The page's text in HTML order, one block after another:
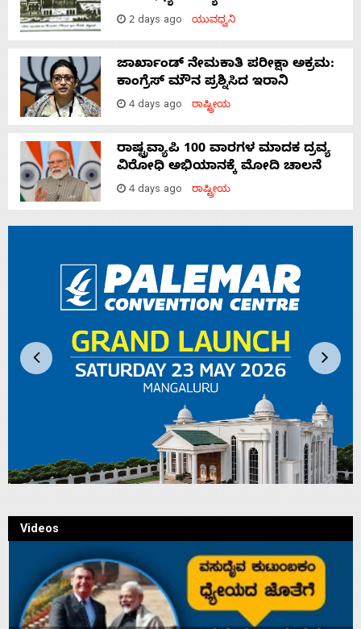
2 days ago ಯುವಧ್ವನಿ
ಜಾರ್ಖಾಂಡ್‌ ನೇಮಕಾತಿ ಪರೀಕ್ಷಾ ಅಕ್ರಮ:
ಕಾಂಗ್ರೆಸ್‌ ಮೌನ ಪ್ರಶ್ನಿಸಿದ ಇರಾನಿ
4 days ago ರಾಷ್ಟ್ರೀಯ
ರಾಷ್ಟ್ರವ್ಯಾಪಿ 100 ವಾರಗಳ ಮಾದಕ ದ್ರವ್ಯ
ವಿರೋಧಿ ಅಭಿಯಾನಕ್ಕೆ ಮೋದಿ ಚಾಲನೆ
4 days ago ರಾಷ್ಟ್ರೀಯ
Videos